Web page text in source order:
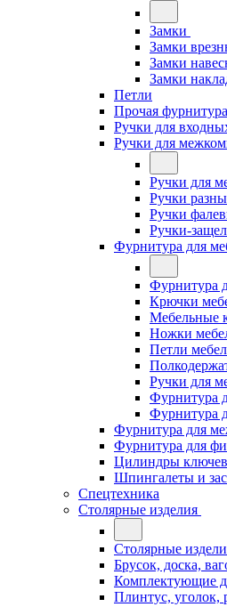
Замки
Замки
Замки
Замки
Петли
Прочая фурнитура
Ручки для
Ручки для
Ручки для
Ручки
Ручки
Ручки-
Фурнитура для
Фурнитура
Крючки
Мебельные
Ножки
Петли
Ручки для
Фурнитура
Фурнитура
Фурнитура для
Фурнитура для
Цилиндры
Шпингалеты и
Спецтехника
Столярные изделия
Столярные
Брусок, доска,
Комплектующие
Плинтус, уголок,